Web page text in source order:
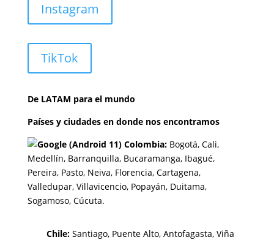
Instagram
TikTok
De LATAM para el mundo
Países y ciudades en donde nos encontramos
Colombia: Bogotá,Cali,
Medellín, Barranquilla,Bucaramanga,Ibagué,
Pereira,Pasto, Neiva, Florencia, Cartagena,
Valledupar, Villavicencio,Popayán, Duitama,
Sogamoso, Cúcuta.
Chile:Santiago, Puente Alto, Antofagasta, Viña